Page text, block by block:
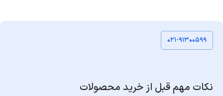
۰۲۱-۹۱۳۰۰۵۹۹
نکات مهم قبل از خرید محصولات